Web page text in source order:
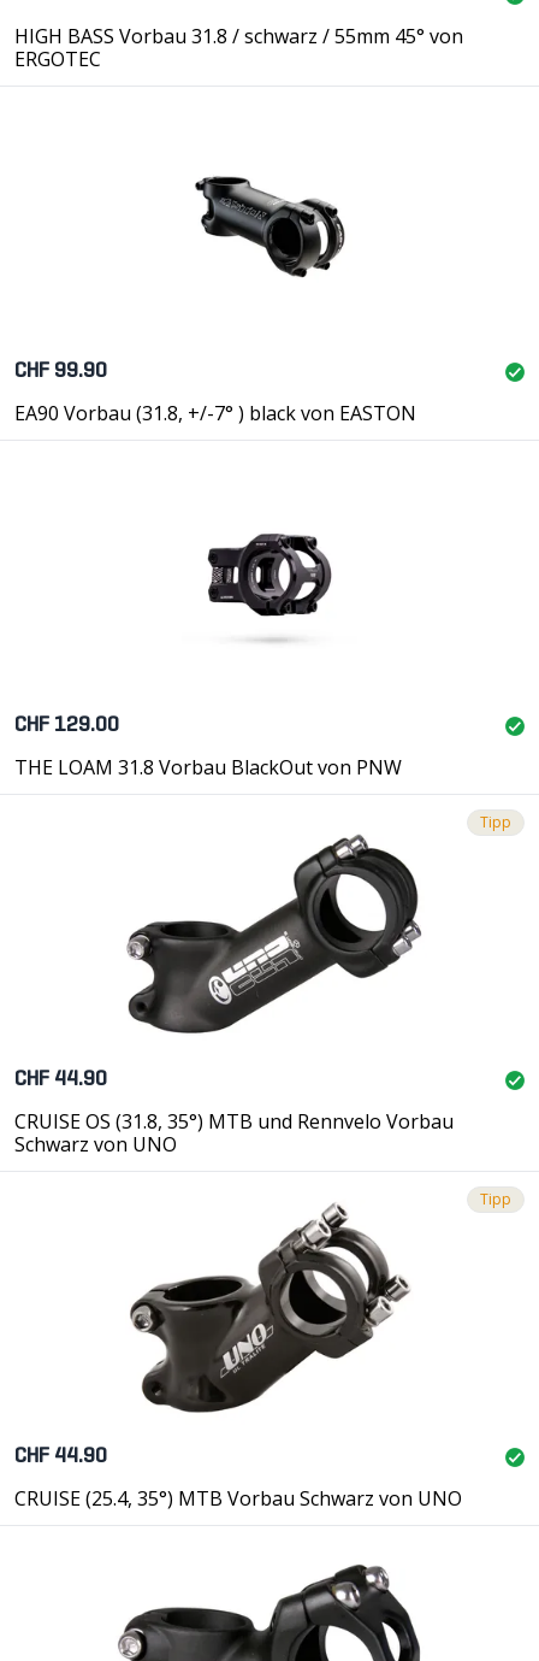
HIGH BASS Vorbau 31.8 / schwarz / 55mm 45° von
ERGOTEC
CHF 99.90
EA90 Vorbau (31.8, +/-7° ) black von EASTON
CHF 129.00
THE LOAM 31.8 Vorbau BlackOut von PNW
Tipp
CHF 44.90
CRUISE OS (31.8, 35°) MTB und Rennvelo Vorbau
Schwarz von UNO
Tipp
CHF 44.90
CRUISE (25.4, 35°) MTB Vorbau Schwarz von UNO